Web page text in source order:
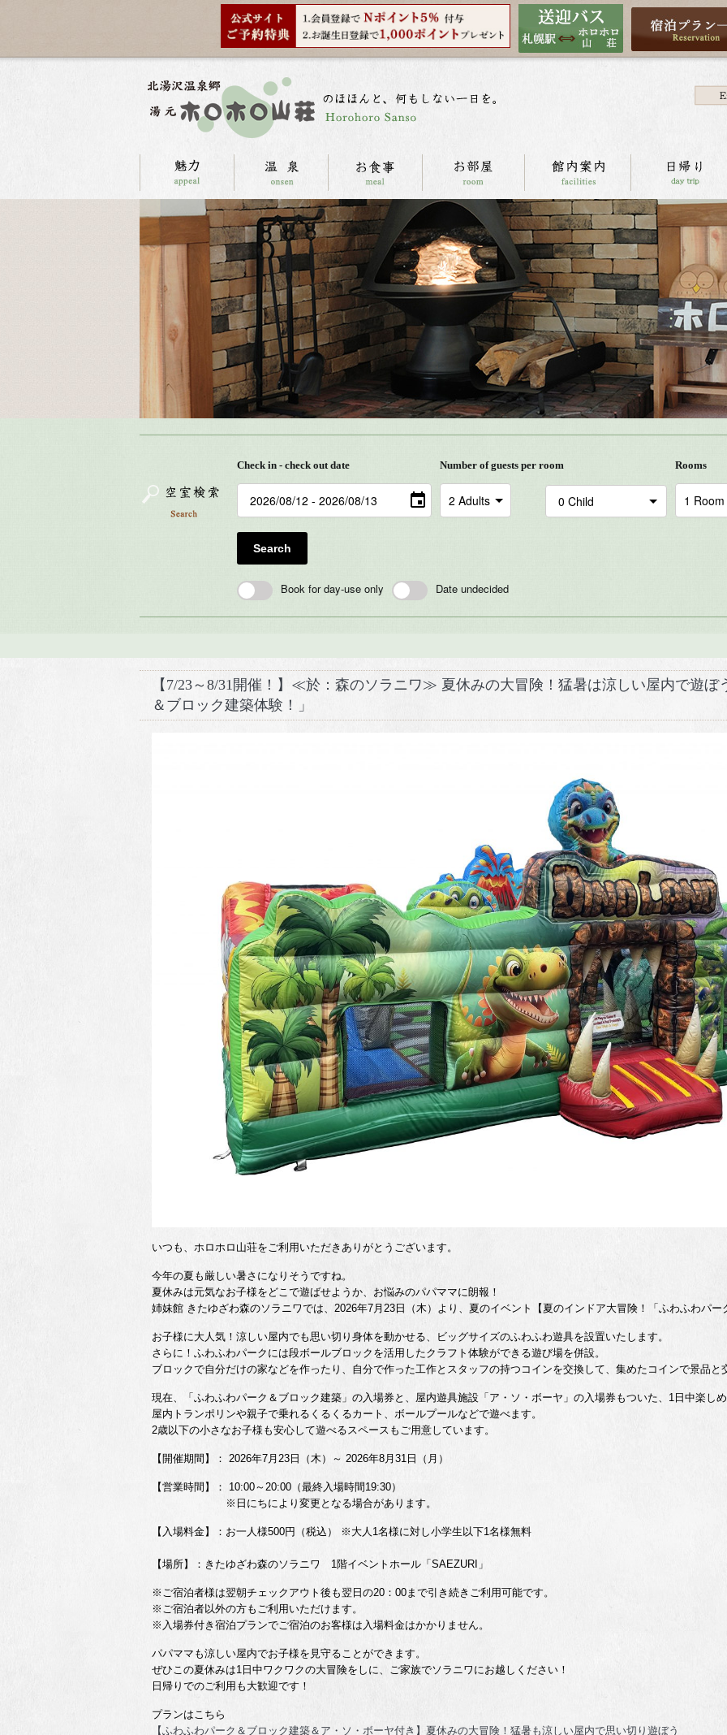
Check in - check out date Number of guests per room Rooms
Search
Book for day-use only Date undecided
【7/23～8/31開催！】≪於：森のソラニワ≫ 夏休みの大冒険！猛暑は涼しい屋内で遊ぼ
＆ブロック建築体験！」
いつも、ホロホロ山荘をご利用いただきありがとうございます。
今年の夏も厳しい暑さになりそうですね。
夏休みは元気なお子様をどこで遊ばせようか、お悩みのパパママに朗報！
姉妹館 きたゆざわ森のソラニワでは、2026年7月23日（木）より、夏のイベント【夏のインドア大冒険！「ふわふわパ
お子様に大人気！涼しい屋内でも思い切り身体を動かせる、ビッグサイズのふわふわ遊具を設置いたします。
さらに！ふわふわパークには段ボールブロックを活用したクラフト体験ができる遊び場を併設。
ブロックで自分だけの家などを作ったり、自分で作った工作とスタッフの持つコインを交換して、集めたコインで景品と
現在、「ふわふわパーク＆ブロック建築」の入場券と、屋内遊具施設「ア・ソ・ボーヤ」の入場券もついた、1日中楽し
屋内トランポリンや親子で乗れるくるくるカート、ボールプールなどで遊べます。
2歳以下の小さなお子様も安心して遊べるスペースもご用意しています。
【開催期間】： 2026年7月23日（木）～ 2026年8月31日（月）
【営業時間】： 10:00～20:00（最終入場時間19:30）
※日にちにより変更となる場合があります。
【入場料金】：お一人様500円（税込） ※大人1名様に対し小学生以下1名様無料
【場所】：きたゆざわ森のソラニワ 1階イベントホール「SAEZURI」
※ご宿泊者様は翌朝チェックアウト後も翌日の20：00まで引き続きご利用可能です。
※ご宿泊者以外の方もご利用いただけます。
※入場券付き宿泊プランでご宿泊のお客様は入場料金はかかりません。
パパママも涼しい屋内でお子様を見守ることができます。
ぜひこの夏休みは1日中ワクワクの大冒険をしに、ご家族でソラニワにお越しください！
日帰りでのご利用も大歓迎です！
プランはこちら
【ふわふわパーク＆ブロック建築＆ア・ソ・ボーヤ付き】夏休みの大冒険！猛暑も涼しい屋内で思い切り遊ぼう